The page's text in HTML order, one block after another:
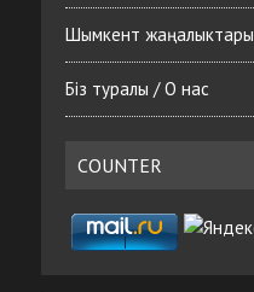
Шымкент жаңалыктары
Біз туралы / О нас
COUNTER